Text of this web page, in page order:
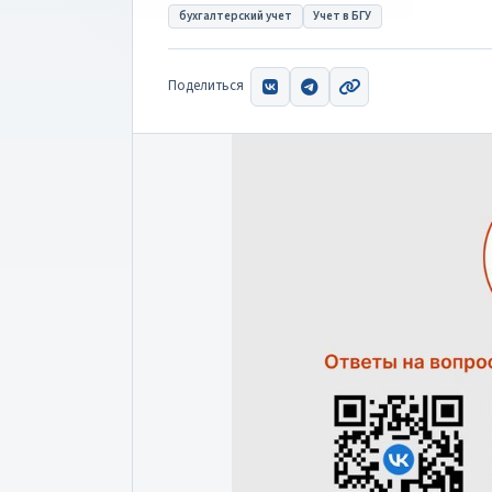
бухгалтерский учет Учет в БГУ
Поделиться ВКонтакте
TelegramСкопировать